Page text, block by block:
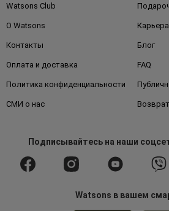
Watsons Club
О Watsons
Контакты Блог
Оплата и доставка FAQ
Политика конфиденциальности
СМИ о нас
Подписывайтесьна наши
Watsons в вашем